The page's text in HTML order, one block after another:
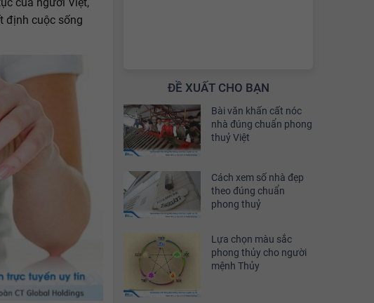
ĐỀ XUẤT CHO BẠN
Bài văn khấn cất nóc
nhà đúng chuẩn phong
thuỷ Việt
Cách xem số nhà đẹp
theo đúng chuẩn
phong thuỷ
Lựa chọn màu sắc
phong thủy cho người
mệnh Thủy
của người Việt,
định cuộc sống